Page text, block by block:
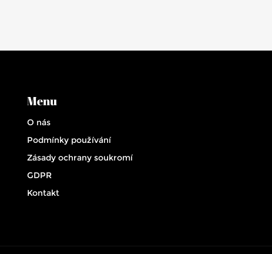
Menu
O nás
Podmínky používání
Zásady ochrany soukromí
GDPR
Kontakt